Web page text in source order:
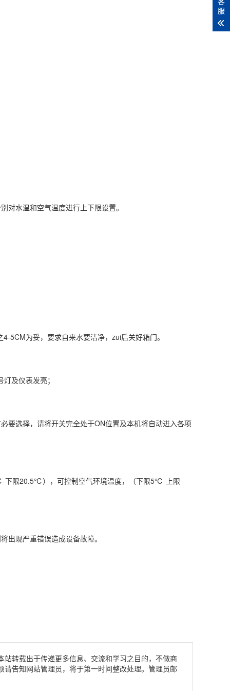
水温和空气温度进行上下限设置。
为妥，要求自来水要洁净，zui后关好箱门。
及仪表发亮；
选择，请将开关完全处于ON位置及本机将自动进入各项
限20.5℃），可控制空气环境温度，（下限5℃-上限
现严重错误造成设备故障。
转载出于传递更多信息、交流和学习之目的，不做商
告知网站管理员，将于第一时间整改处理。管理员邮
服